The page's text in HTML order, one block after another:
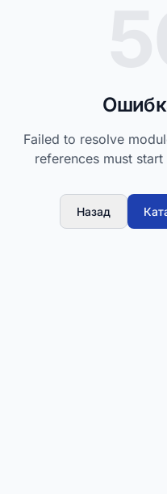
Failed to resolve
references must
Назад